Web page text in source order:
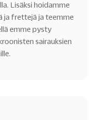
Lisäksi hoidamme
ja frettejä ja teemme
emme pysty
sairauksien